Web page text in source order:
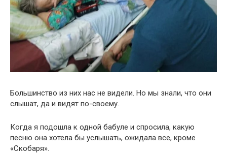
Большинство из них нас не видели. Но мы знали, что они
слышат, да и видят по-своему.
Когда я подошла к одной бабуле и спросила, какую
песню она хотела бы услышать, ожидала все, кроме
«Скобаря».